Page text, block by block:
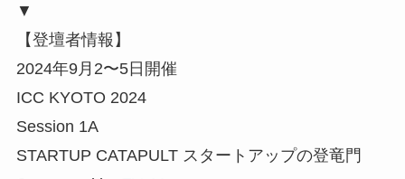
▼
【登壇者情報】
2024年9月2〜5日開催
ICC KYOTO 2024
Session 1A
STARTUP CATAPULT スタートアップの登竜門